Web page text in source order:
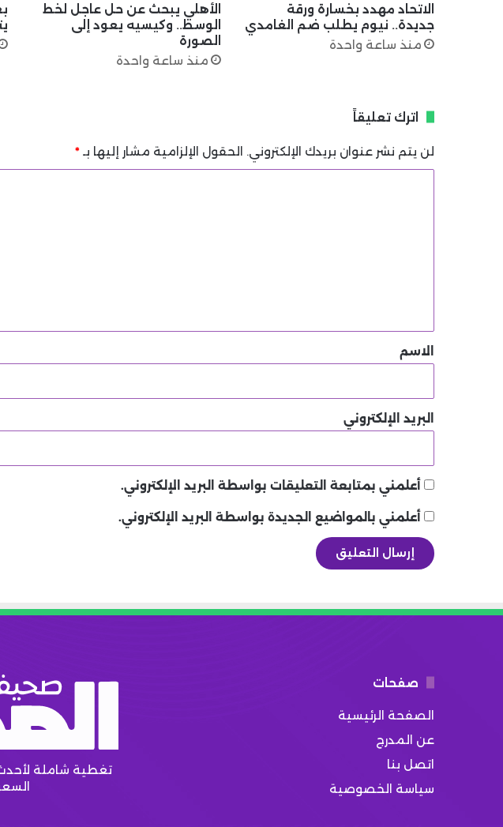
الاتحاد مهدد بخسارة ورقة
جديدة.. نيوم يطلب ضم الغامدي
منذ ساعة واحدة
الأهلي يبحث عن حل عاجل لخط
الوسط.. وكيسيه يعود إلى
الصورة
منذ ساعة واحدة
اترك تعليقاً
لن يتم نشر عنوان بريدك الإلكتروني. الحقول الإلزامية مشار إليها بـ *
*الاسم
البريد الإلكتروني
أعلمني بمتابعة التعليقات بواسطة البريد الإلكتروني.
أعلمني بالمواضيع الجديدة بواسطة البريد الإلكتروني.
صفحات
الصفحة الرئيسية
عن المدرج
اتصل بنا
سياسة الخصوصية
تغطية شاملة لأحدث